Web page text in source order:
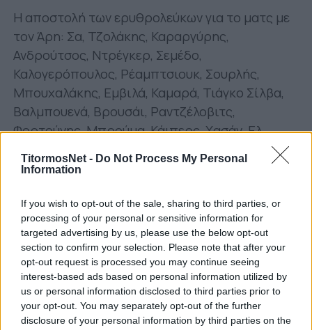
TitormosNet - Do Not Process My Personal
Information
If you wish to opt-out of the sale, sharing to third parties, or
processing of your personal or sensitive information for
targeted advertising by us, please use the below opt-out
section to confirm your selection. Please note that after your
opt-out request is processed you may continue seeing
interest-based ads based on personal information utilized by
us or personal information disclosed to third parties prior to
your opt-out. You may separately opt-out of the further
disclosure of your personal information by third parties on the
Η αποστολή των ερυθρολεύκων για το ματς με
τον Άρη: Σα, Τζολάκης, Καραργύρης,
Ανδρούτσος, Ντρέγκερ, Σεμέδο,
Καλογερόπουλος, Ρέαμπτσιουκ, Σουρλής,
Μπουχαλάκης, Εμβιλά, Καμαρά, Τιάγκο Σίλβα,
Βαλμπουενά, Βρουσάι, Ραντζέλοβιτς,
Φορτούνης, Μπρούμα, Κάιπερς, Χασάν, Ελ
Σημειώνεται ότι η έκπληξη στην αποστολή του
Ολυμπιακού είναι ο 17χρονος κεντρικός
αμυντικός, Αλέξανδρος Καλογερόπουλος,
καθώς ο Πέδρο Μαρτίνς δεν υπολογίζει για το
σημερινό παιχνίδι τους Ουσεϊνού Μπα, Αβραάμ
Παπαδόπουλο, Σωκράτη Παπασταθόπουλο και
Χοσέ Χολέμπας.
Από την άλλη, την αποστολή του Άρη